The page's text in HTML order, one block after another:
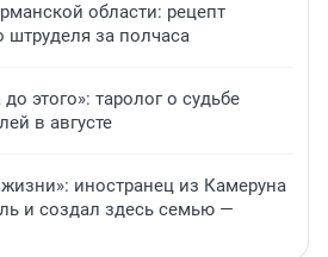
области: рецепт
штруделя за полчаса
этого»: таролог о судьбе
в августе
иностранец из Камеруна
и создал здесь семью —